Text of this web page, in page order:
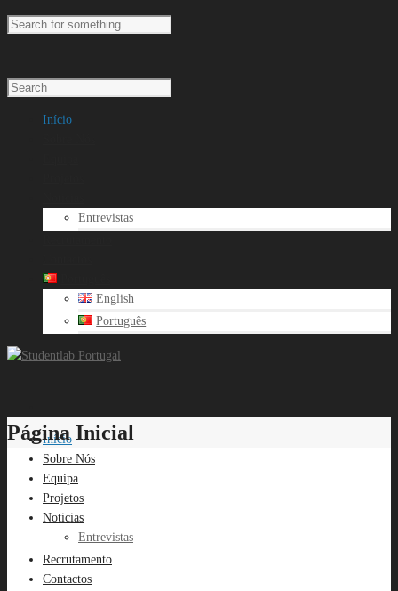
Início
Entrevistas
English
Português
Início
Sobre Nós
Equipa
Projetos
Noticias
Entrevistas
Recrutamento
Contactos
Página Inicial